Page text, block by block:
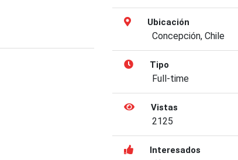
Ubicación
Concepción, Chile
Tipo
Full-time
Vistas
2125
Interesados